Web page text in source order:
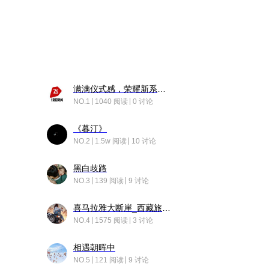
NO.1 1040 阅读 0 讨论
《暮汀》
NO.2 1.5w 阅读 10 讨论
黑白歧路
NO.3 139 阅读 9 讨论
NO.4 1575 阅读 3 讨论
相遇朝晖中
NO.5 121 阅读 9 讨论